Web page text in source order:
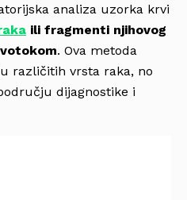
analiza uzorka krvi
ili fragmenti njihovog
. Ova metoda
različitih vrsta raka, no
dijagnostike i